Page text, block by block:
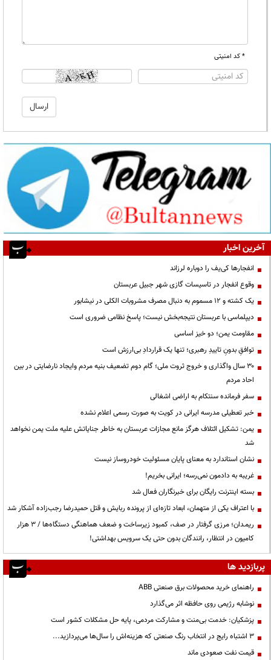
* کد امنیتی
آخرین اخبار
انفجارها کی‌یف را دوباره لرزاند
وقوع انفجار در تاسیسات گازی شهر جبیل عربستان
یک کشته و ۱۲ مسموم به دنبال مصرف مشروبات الکلی در نیشابور
دیپلماسی با عربستان نتیجه‌بخش نیست؛ پاسخ نظامی ضروری است
مقاومت یمن؛ دو خیز اساسی
توافقِ بدونِ تاییدِ رهبری؛ تنها یک قراردادِ بی‌ارزش است
۳۰ سال واگذاری و خروج ثروت ملی؛ گام دوم تضعیف بنیه مردم وایجاد نارضایتی در بین
احاد مردم
سفر فرمانده سنتکام به اراضی اشغالی
خبر تعطیلی مدرسه ایرانی در کویت به صورت رسمی اعلام نشده
یمن: تشکیل ائتلاف هرگز مانع مجازات عربستان به خاطر جنایاتش علیه ملت یمن نخواهد
شد
نشان استاندارد به معنای پایان مسئولیت خودروساز نیست
غریبه به دادمون نمی‌رسه؛ ایرانی بخریم!
بسته اینترنت رایگان برای خبرنگاران فعال شد
با اعتراف یکی از متهمان، ابعاد تازه‌ای از پرونده ربایش و قتل حمیدرضا رجب‌زاده آشکار شد
ریمـدان؛ مرزی گرفتار در صف، کمبود زیرساخت و ضعف هماهنگی دستگاه‌ها / ۳ هزار
کامیون در انتظار، رانندگان بدون حتی یک سرویس بهداشتی!
پربازدید ها
راهنمای خرید محصولات برق صنعتی ABB
نوشابه رژیمی روی حافظه اثر می‌گذارد
پزشکیان: خدمت بی‌منت و مشارکت مردمی، پایه حل مشکلات کشور است
3 اشتباه رایج در انتخاب رنگ صنعتی که هزینه‌اش را سال‌ها می‌پردازید...
قیمت نفت صعودی ماند